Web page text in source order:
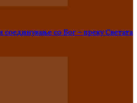
соединување со Бог – преку Светата